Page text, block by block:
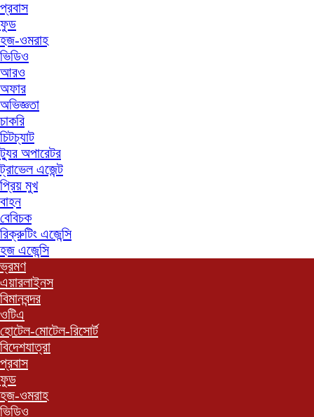
প্রবাস
ফুড
হজ-ওমরাহ
ভিডিও
আরও
অফার
অভিজ্ঞতা
চাকরি
চিটচ্যাট
ট্যুর অপারেটর
ট্রাভেল এজেন্ট
প্রিয় মুখ
বাহন
বেবিচক
রিক্রুটিং এজেন্সি
হজ এজেন্সি
ভ্রমণ
এয়ারলাইনস
বিমানবন্দর
ওটিএ
হোটেল-মোটেল-রিসোর্ট
বিদেশযাত্রা
প্রবাস
ফুড
হজ-ওমরাহ
ভিডিও